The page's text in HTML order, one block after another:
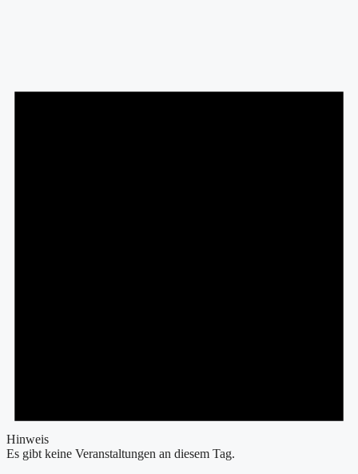
Hinweis
Es gibt keine Veranstaltungen an diesem Tag.